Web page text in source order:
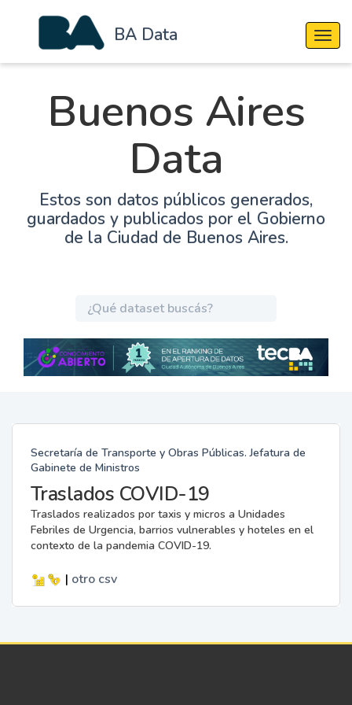
BA Data
Buenos Aires
Data
Estos son datos públicos generados,
guardados y publicados por el Gobierno
de la Ciudad de Buenos Aires.
Secretaría de Transporte y Obras Públicas. Jefatura de
Gabinete de Ministros
Traslados COVID-19
Traslados realizados por taxis y micros a Unidades
Febriles de Urgencia, barrios vulnerables y hoteles en el
contexto de la pandemia COVID-19.
| otro csv